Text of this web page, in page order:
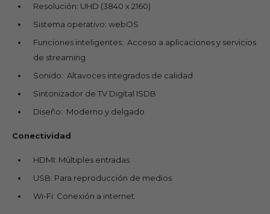
Resolución: UHD (3840 x 2160)
Sistema operativo: webOS
Funciones inteligentes: Acceso a aplicaciones y servicios
de streaming
Sonido: Altavoces integrados de calidad
Sintonizador de TV Digital ISDB
Diseño: Moderno y delgado
Conectividad
HDMI: Múltiples entradas
USB: Para reproducción de medios
Wi-Fi: Conexión a internet